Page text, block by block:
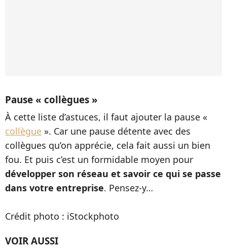
Pause « collègues »
À cette liste d’astuces, il faut ajouter la pause «
collègue ». Car une pause détente avec des
collègues qu’on apprécie, cela fait aussi un bien
fou. Et puis c’est un formidable moyen pour
développer son réseau et savoir ce qui se passe
dans votre entreprise. Pensez-y…
Crédit photo : iStockphoto
VOIR AUSSI